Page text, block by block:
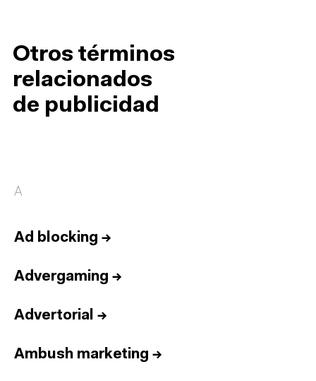
Otros términos
relacionados
de publicidad
A
Ad blocking →
Advergaming →
Advertorial →
Ambush marketing →